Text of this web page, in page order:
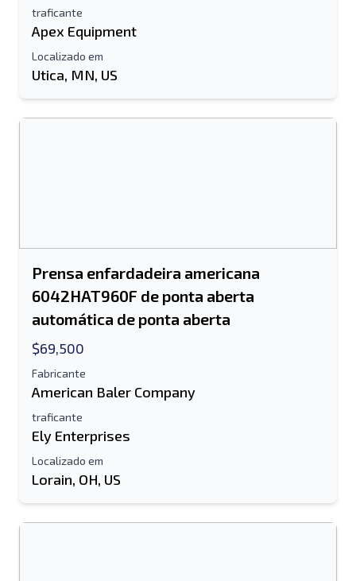
traficante
Apex Equipment
Localizado em
Utica, MN, US
Prensa enfardadeira americana
6042HAT960F de ponta aberta
automática de ponta aberta
$69,500
Fabricante
American Baler Company
traficante
Ely Enterprises
Localizado em
Lorain, OH, US